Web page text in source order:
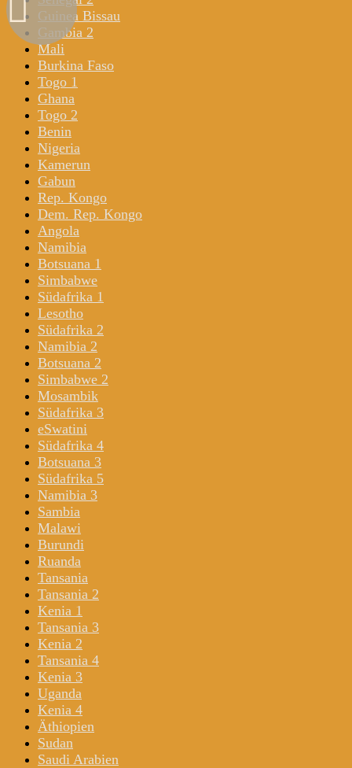
Guinea Bissau
Gambia 2
Mali
Burkina Faso
Togo 1
Ghana
Togo 2
Benin
Nigeria
Kamerun
Gabun
Rep. Kongo
Dem. Rep. Kongo
Angola
Namibia
Botsuana 1
Simbabwe
Südafrika 1
Lesotho
Südafrika 2
Namibia 2
Botsuana 2
Simbabwe 2
Mosambik
Südafrika 3
eSwatini
Südafrika 4
Botsuana 3
Südafrika 5
Namibia 3
Sambia
Malawi
Burundi
Ruanda
Tansania
Tansania 2
Kenia 1
Tansania 3
Kenia 2
Tansania 4
Kenia 3
Uganda
Kenia 4
Äthiopien
Sudan
Saudi Arabien